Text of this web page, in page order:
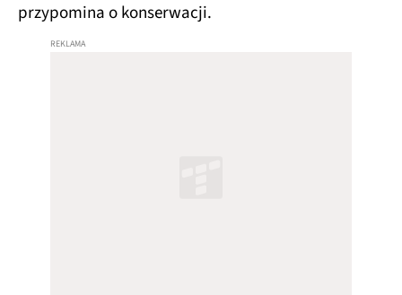
przypomina o konserwacji.